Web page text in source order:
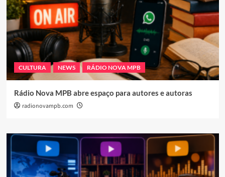
CULTURA NEWS RÁDIO NOVA MPB
Rádio Nova MPB abre espaço para autores e autoras
radionovampb.com